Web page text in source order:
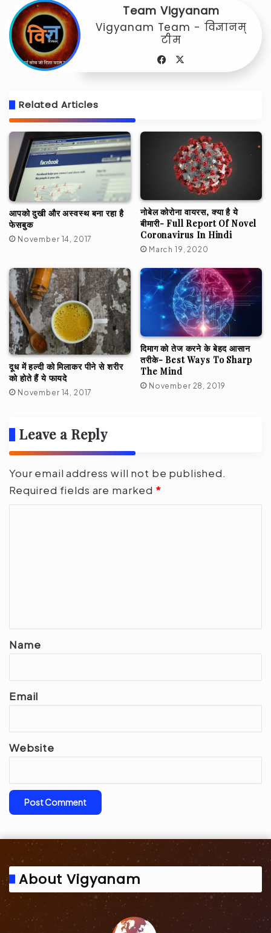
Team Vigyanam
Vigyanam Team - विज्ञानम्
टीम
Facebook
Related Articles
आपको दुखी और अस्वस्थ बना रहा है
फेसबुक
November 14, 2017
नोबेल कोरोना वायरस, क्या है ये
बीमारी- Full Report Of Novel
Coronavirus In Hindi
March 19, 2020
दूध में हल्दी को मिलाकर पीने से शरीर
को होते हैं ये फायदे
November 14, 2017
दिमाग को तेज करने के बेहद आसान
तरीके- Best Ways To Sharp
The Mind
November 28, 2019
Leave a Reply
Your email address will not be published.
Required fields are marked *
*
Name
Email
Website
About Vigyanam